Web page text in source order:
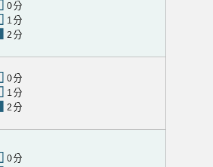
0分
1分
2分
0分
1分
2分
0分